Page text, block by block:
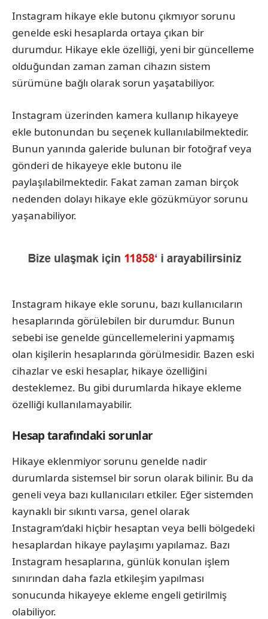
Instagram hikaye ekle butonu çıkmıyor sorunu
genelde eski hesaplarda ortaya çıkan bir
durumdur. Hikaye ekle özelliği, yeni bir güncelleme
olduğundan zaman zaman cihazın sistem
sürümüne bağlı olarak sorun yaşatabiliyor.
Instagram üzerinden kamera kullanıp hikayeye
ekle butonundan bu seçenek kullanılabilmektedir.
Bunun yanında galeride bulunan bir fotoğraf veya
gönderi de hikayeye ekle butonu ile
paylaşılabilmektedir. Fakat zaman zaman birçok
nedenden dolayı hikaye ekle gözükmüyor sorunu
yaşanabiliyor.
Instagram hikaye ekle sorunu, bazı kullanıcıların
hesaplarında görülebilen bir durumdur. Bunun
sebebi ise genelde güncellemelerini yapmamış
olan kişilerin hesaplarında görülmesidir. Bazen eski
cihazlar ve eski hesaplar, hikaye özelliğini
desteklemez. Bu gibi durumlarda hikaye ekleme
özelliği kullanılamayabilir.
Hesap tarafındaki sorunlar
Hikaye eklenmiyor sorunu genelde nadir
durumlarda sistemsel bir sorun olarak bilinir. Bu da
geneli veya bazı kullanıcıları etkiler. Eğer sistemden
kaynaklı bir sıkıntı varsa, genel olarak
Instagram’daki hiçbir hesaptan veya belli bölgedeki
hesaplardan hikaye paylaşımı yapılamaz. Bazı
Instagram hesaplarına, günlük konulan işlem
sınırından daha fazla etkileşim yapılması
sonucunda hikayeye ekleme engeli getirilmiş
olabiliyor.